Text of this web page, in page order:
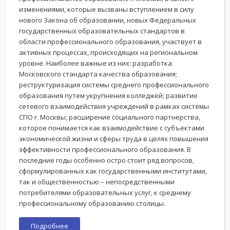
изменениями, которые вызваны вступлением в силу
нового Закона об образовании, новых Федеральных
государственных образовательных стандартов в
области профессионального образования, участвует в
активных процессах, происходящих на региональном
уровне. Наиболее важные из них: разработка
Московского стандарта качества образования;
реструктуризация системы среднего профессионального
образования путем укрупнения колледжей; развитие
сетевого взаимодействия учреждений в рамках системы
СПО г. Москвы; расширение социального партнерства,
которое понимается как взаимодействие с субъектами
экономической жизни и сферы труда в целях повышения
эффективности профессионального образования. В
последние годы особенно остро стоит ряд вопросов,
сформулированных как государственными институтами,
так и общественностью – непосредственными
потребителями образовательных услуг, к среднему
профессиональному образованию столицы.
Подробнее